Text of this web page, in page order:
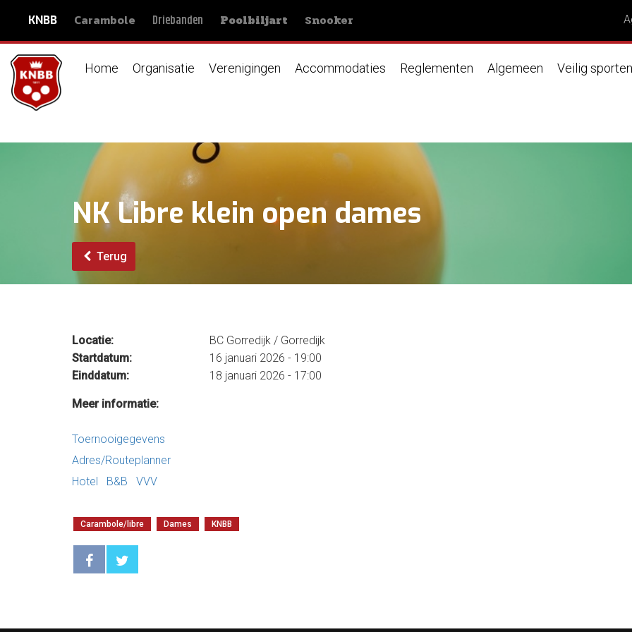
KNBB Carambole Driebanden Poolbiljart Snooker
Home Organisatie Verenigingen Accommodaties Reglementen Algemeen Veilig sporten
NK Libre klein open dames
Terug
Locatie:
BC Gorredijk / Gorredijk
Startdatum:
16 januari 2026 - 19:00
Einddatum:
18 januari 2026 - 17:00
Meer informatie:
Toernooigegevens
Adres/Routeplanner
Hotel
B&B VVV
Carambole/libre Dames KNBB